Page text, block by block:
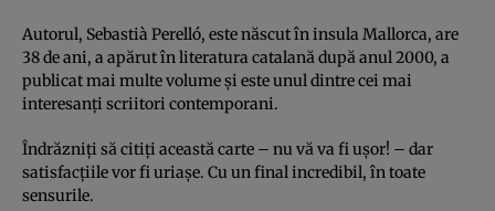
Autorul, Sebastià Perelló, este născut în insula Mallorca, are
38 de ani, a apărut în literatura catalană după anul 2000, a
publicat mai multe volume şi este unul dintre cei mai
interesanţi scriitori contemporani.
Îndrăzniţi să citiţi această carte – nu vă va fi uşor! – dar
satisfacţiile vor fi uriaşe. Cu un final incredibil, în toate
sensurile.